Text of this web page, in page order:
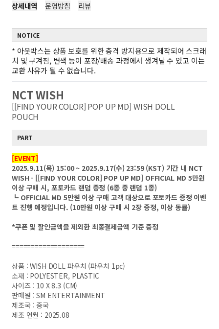
상세내역 운영방침 리뷰
NOTICE
* 아웃박스는 상품 보호를 위한 충격 방지용으로 제작되어 스크래
치 및 구겨짐, 변색 등이 포장/배송 과정에서 생겨날 수 있고 이는
교환 사유가 될 수 없습니다.
NCT WISH
[[FIND YOUR COLOR] POP UP MD] WISH DOLL
POUCH
PART
[EVENT]
2025.9.11(목) 15:00 ~ 2025.9.17(수) 23:59 (KST) 기간 내 NCT
WISH - [[FIND YOUR COLOR] POP UP MD] OFFICIAL MD 5만원
이상 구매 시, 포토카드 랜덤 증정 (6종 중 랜덤 1종)
┗ OFFICIAL MD 5만원 이상 구매 고객 대상으로 포토카드 증정 이벤
트 진행 예정입니다. (10만원 이상 구매 시 2장 증정, 이상 동률)
*쿠폰 및 할인금액을 제외한 최종결제금액 기준 증정
===================
상품 : WISH DOLL 파우치 (파우치 1pc)
소재 : POLYESTER, PLASTIC
사이즈 : 10 X 8.3 (CM)
판매원 : SM ENTERTAINMENT
제조국 : 중국
제조 연월 : 2025.08